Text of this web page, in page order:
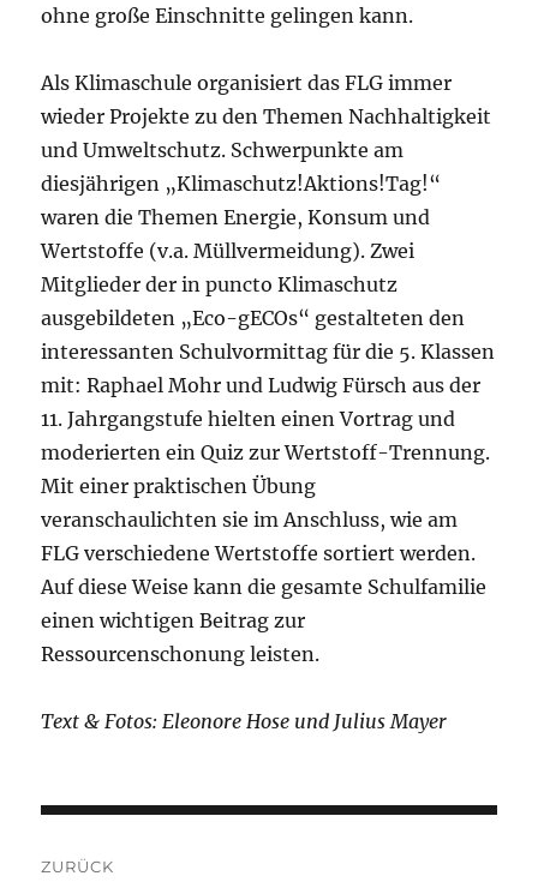
ohne große Einschnitte gelingen kann.
Als Klimaschule organisiert das FLG immer
wieder Projekte zu den Themen Nachhaltigkeit
und Umweltschutz. Schwerpunkte am
diesjährigen „Klimaschutz!Aktions!Tag!“
waren die Themen Energie, Konsum und
Wertstoffe (v.a. Müllvermeidung). Zwei
Mitglieder der in puncto Klimaschutz
ausgebildeten „Eco-gECOs“ gestalteten den
interessanten Schulvormittag für die 5. Klassen
mit: Raphael Mohr und Ludwig Fürsch aus der
11. Jahrgangstufe hielten einen Vortrag und
moderierten ein Quiz zur Wertstoff-Trennung.
Mit einer praktischen Übung
veranschaulichten sie im Anschluss, wie am
FLG verschiedene Wertstoffe sortiert werden.
Auf diese Weise kann die gesamte Schulfamilie
einen wichtigen Beitrag zur
Ressourcenschonung leisten.
Text & Fotos: Eleonore Hose und Julius Mayer
ZURÜCK